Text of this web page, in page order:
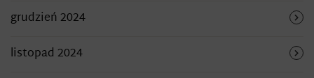
grudzień 2024
listopad 2024